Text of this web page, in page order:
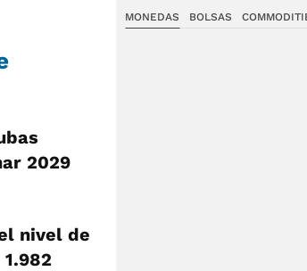
2029
nivel de
1.982
MONEDAS BOLSAS